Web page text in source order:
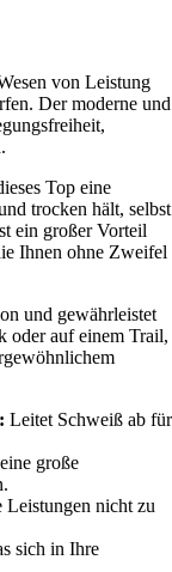
von Leistung
Der moderne und
Top eine
trocken hält, selbst
ein großer Vorteil
Ihnen ohne Zweifel
und gewährleistet
oder auf einem Trail,
Leitet Schweiß ab für
große
nicht zu
sich in Ihre